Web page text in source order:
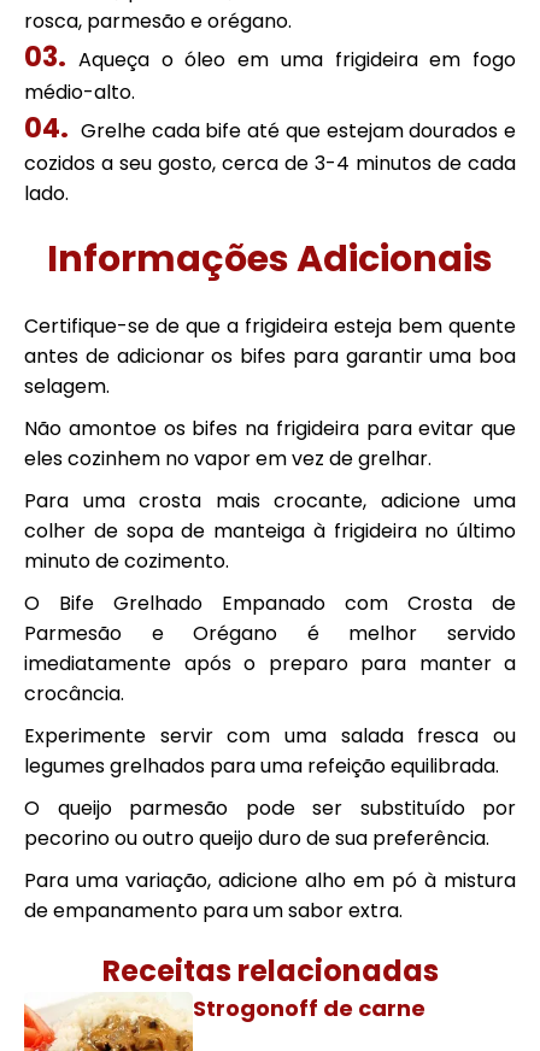
rosca, parmesão e orégano.
Aqueça o óleo em uma frigideira em fogo
médio-alto.
Grelhe cada bife até que estejam dourados e
cozidos a seu gosto, cerca de 3-4 minutos de cada
lado.
Informações Adicionais
Certifique-se de que a frigideira esteja bem quente
antes de adicionar os bifes para garantir uma boa
selagem.
Não amontoe os bifes na frigideira para evitar que
eles cozinhem no vapor em vez de grelhar.
Para uma crosta mais crocante, adicione uma
colher de sopa de manteiga à frigideira no último
minuto de cozimento.
O Bife Grelhado Empanado com Crosta de
Parmesão e Orégano é melhor servido
imediatamente após o preparo para manter a
crocância.
Experimente servir com uma salada fresca ou
legumes grelhados para uma refeição equilibrada.
O queijo parmesão pode ser substituído por
pecorino ou outro queijo duro de sua preferência.
Para uma variação, adicione alho em pó à mistura
de empanamento para um sabor extra.
Receitas relacionadas
Strogonoff de carne